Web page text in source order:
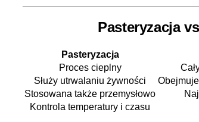
Pasteryzacja
Pasteryzacja
Proces cieplny
Służy utrwalaniu żywności
Stosowana także przemysłowo
Kontrola temperatury i czasu